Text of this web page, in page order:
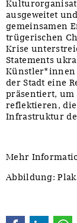
ausgeweitet
gemeinsamen
trügerischen
Krise
Statements
Künstler*innen
der Stadt eine
präsentiert, um
reflektieren,
Infrastruktur
Mehr
Abbildung: